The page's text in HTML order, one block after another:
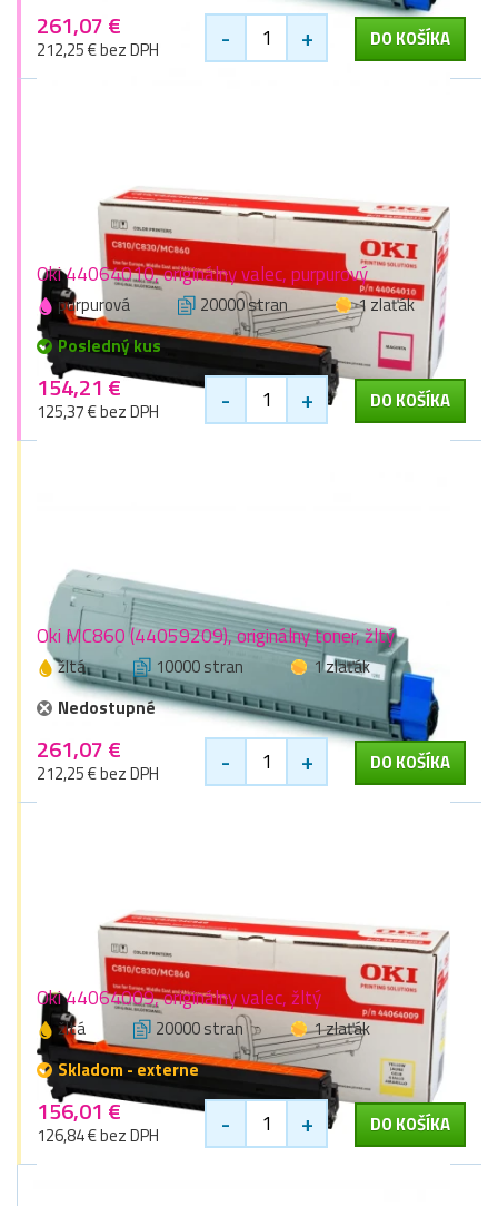
261,07 €
212,25 € bez DPH - + DO KOŠÍKA
Oki 44064010, originálny valec, purpurový
purpurová 20000 stran
1 zlaťák
Posledný kus
154,21 €
125,37 € bez DPH - + DO KOŠÍKA
Oki MC860 (44059209), originálny toner, žltý
žltá 10000 stran
1 zlaťák
Nedostupné
261,07 €
212,25 € bez DPH - + DO KOŠÍKA
Oki 44064009, originálny valec, žltý
žltá 20000 stran
1 zlaťák
Skladom - externe
156,01 €
126,84 € bez DPH - + DO KOŠÍKA